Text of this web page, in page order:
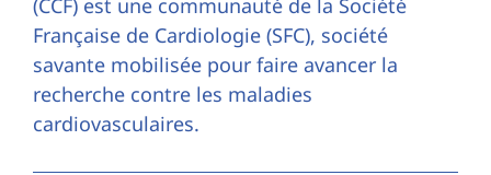
(CCF) est une communauté de la Société
Française de Cardiologie (SFC), société
savante mobilisée pour faire avancer la
recherche contre les maladies
cardiovasculaires.